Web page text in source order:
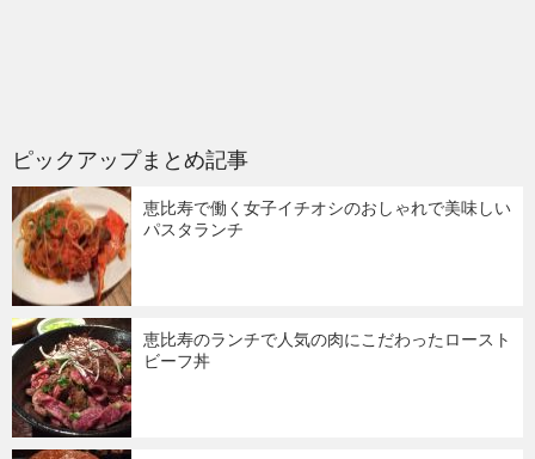
ピックアップまとめ記事
恵比寿で働く女子イチオシのおしゃれで美味しい
パスタランチ
恵比寿のランチで人気の肉にこだわったロースト
ビーフ丼